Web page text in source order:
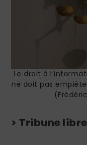
Le droit à
ne doit pas
> Tribune